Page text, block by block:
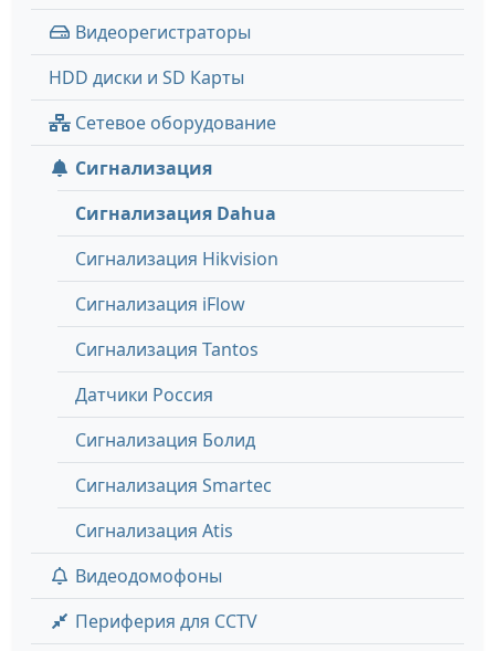
Видеорегистраторы
HDD диски и SD Карты
Сетевое оборудование
Сигнализация
Сигнализация Dahua
Сигнализация Hikvision
Сигнализация iFlow
Сигнализация Tantos
Датчики Россия
Сигнализация Болид
Сигнализация Smartec
Сигнализация Atis
Видеодомофоны
Периферия для CCTV